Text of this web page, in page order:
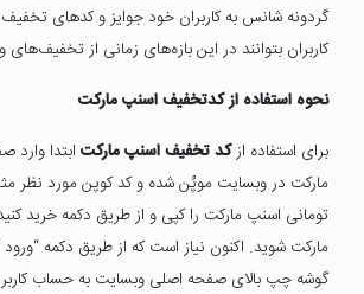
گردونه شانس به کاربران خود جوایز و کدهای تخفیف
کاربران بتوانند در این بازه‌های زمانی از تخفیف‌های
نحوه استفاده از کدتخفیف اسنپ مارکت
برای استفاده ازکد تخفیف اسنپ مارکت ابتدا
تومانی اسنپ مارکت را کپی و از طریق دکمه خرید
مارکت شوید. اکنون نیاز است که از طریق دکمه
گوشه چپ بالای صفحه اصلی وبسایت به حساب